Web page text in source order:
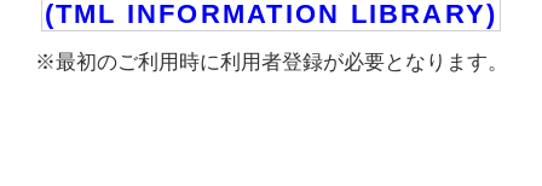
(TML INFORMATION LIBRARY)
※最初のご利用時に利用者登録が必要となります。